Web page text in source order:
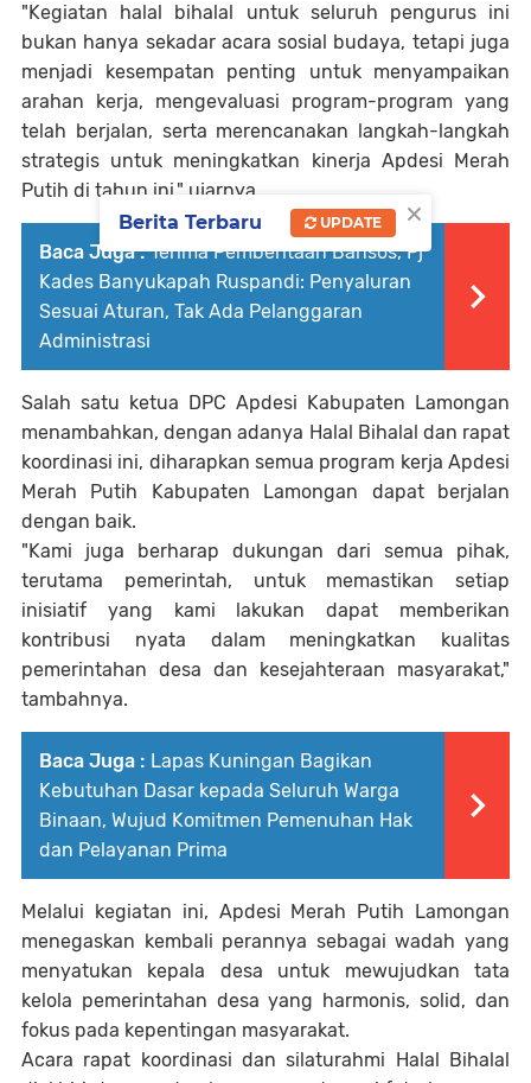
"Kegiatan halal bihalal untuk seluruh pengurus ini
bukan hanya sekadar acara sosial budaya, tetapi juga
menjadi kesempatan penting untuk menyampaikan
arahan kerja, mengevaluasi program-program yang
telah berjalan, serta merencanakan langkah-langkah
strategis untuk meningkatkan kinerja Apdesi Merah
Putih di tahun ini," ujarnya.
Baca Juga : Terima Pemberitaan Bansos, Pj
Kades Banyukapah Ruspandi: Penyaluran
Sesuai Aturan, Tak Ada Pelanggaran
Administrasi
Salah satu ketua DPC Apdesi Kabupaten Lamongan
menambahkan, dengan adanya Halal Bihalal dan rapat
koordinasi ini, diharapkan semua program kerja Apdesi
Merah Putih Kabupaten Lamongan dapat berjalan
dengan baik.
"Kami juga berharap dukungan dari semua pihak,
terutama pemerintah, untuk memastikan setiap
inisiatif yang kami lakukan dapat memberikan
kontribusi nyata dalam meningkatkan kualitas
pemerintahan desa dan kesejahteraan masyarakat,"
tambahnya.
Baca Juga : Lapas Kuningan Bagikan
Kebutuhan Dasar kepada Seluruh Warga
Binaan, Wujud Komitmen Pemenuhan Hak
dan Pelayanan Prima
Melalui kegiatan ini, Apdesi Merah Putih Lamongan
menegaskan kembali perannya sebagai wadah yang
menyatukan kepala desa untuk mewujudkan tata
kelola pemerintahan desa yang harmonis, solid, dan
fokus pada kepentingan masyarakat.
Acara rapat koordinasi dan silaturahmi Halal Bihalal
×
Berita Terbaru UPDATE